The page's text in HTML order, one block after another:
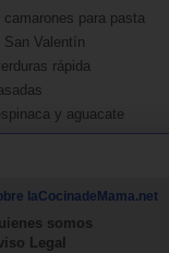
camarones para pasta
San Valentín
rápida
y aguacate
laCocinadeMama.net
somos
Legal